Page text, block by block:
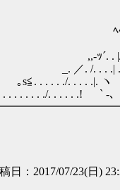
イ
ｪｪ`ｰ
.| ´`ｰ
. .|. ヽ
. . ./. .
日：2017/07/23(日)